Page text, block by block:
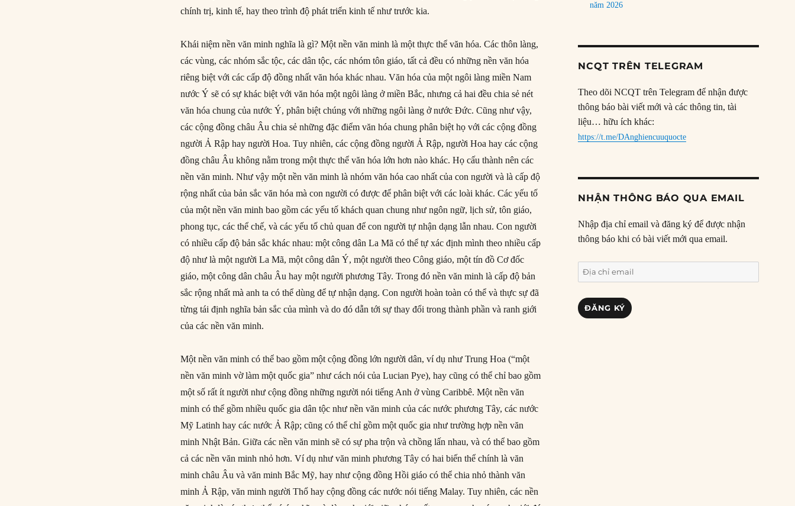
chính trị, kinh tế, hay theo trình độ phát triển kinh tế như trước kia.
Khái niệm nền văn minh nghĩa là gì? Một nền văn minh là một thực thể văn hóa. Các thôn làng,
các vùng, các nhóm sắc tộc, các dân tộc, các nhóm tôn giáo, tất cả đều có những nền văn hóa
riêng biệt với các cấp độ đồng nhất văn hóa khác nhau. Văn hóa của một ngôi làng miền Nam
nước Ý sẽ có sự khác biệt với văn hóa một ngôi làng ở miền Bắc, nhưng cả hai đều chia sẻ nét
văn hóa chung của nước Ý, phân biệt chúng với những ngôi làng ở nước Đức. Cũng như vậy,
các cộng đồng châu Âu chia sẻ những đặc điểm văn hóa chung phân biệt họ với các cộng đồng
người Ả Rập hay người Hoa. Tuy nhiên, các cộng đồng người Ả Rập, người Hoa hay các cộng
đồng châu Âu không nằm trong một thực thể văn hóa lớn hơn nào khác. Họ cấu thành nên các
nền văn minh. Như vậy một nền văn minh là nhóm văn hóa cao nhất của con người và là cấp độ
rộng nhất của bản sắc văn hóa mà con người có được để phân biệt với các loài khác. Các yếu tố
của một nền văn minh bao gồm các yếu tố khách quan chung như ngôn ngữ, lịch sử, tôn giáo,
phong tục, các thể chế, và các yếu tố chủ quan để con người tự nhận dạng lẫn nhau. Con người
có nhiều cấp độ bản sắc khác nhau: một công dân La Mã có thể tự xác định mình theo nhiều cấp
độ như là một người La Mã, một công dân Ý, một người theo Công giáo, một tín đồ Cơ đốc
giáo, một công dân châu Âu hay một người phương Tây. Trong đó nền văn minh là cấp độ bản
sắc rộng nhất mà anh ta có thể dùng để tự nhận dạng. Con người hoàn toàn có thể và thực sự đã
từng tái định nghĩa bản sắc của mình và do đó dẫn tới sự thay đổi trong thành phần và ranh giới
của các nền văn minh.
Một nền văn minh có thể bao gồm một cộng đồng lớn người dân, ví dụ như Trung Hoa (“một
nền văn minh vờ làm một quốc gia” như cách nói của Lucian Pye), hay cũng có thể chỉ bao gồm
một số rất ít người như cộng đồng những người nói tiếng Anh ở vùng Caribbê. Một nền văn
minh có thể gồm nhiều quốc gia dân tộc như nền văn minh của các nước phương Tây, các nước
Mỹ Latinh hay các nước Ả Rập; cũng có thể chỉ gồm một quốc gia như trường hợp nền văn
minh Nhật Bản. Giữa các nền văn minh sẽ có sự pha trộn và chồng lấn nhau, và có thể bao gồm
cả các nền văn minh nhỏ hơn. Ví dụ như văn minh phương Tây có hai biến thể chính là văn
minh châu Âu và văn minh Bắc Mỹ, hay như cộng đồng Hồi giáo có thể chia nhỏ thành văn
minh Ả Rập, văn minh người Thổ hay cộng đồng các nước nói tiếng Malay. Tuy nhiên, các nền
năm 2026
NCQT TRÊN TELEGRAM
Theo dõi NCQT trên Telegram để nhận được
thông báo bài viết mới và các thông tin, tài
liệu… hữu ích khác:
https://t.me/DAnghiencuuquocte
NHẬN THÔNG BÁO QUA EMAIL
Nhập địa chỉ email và đăng ký để được nhận
thông báo khi có bài viết mới qua email.
Địa
chỉ
email
ĐĂNG KÝ